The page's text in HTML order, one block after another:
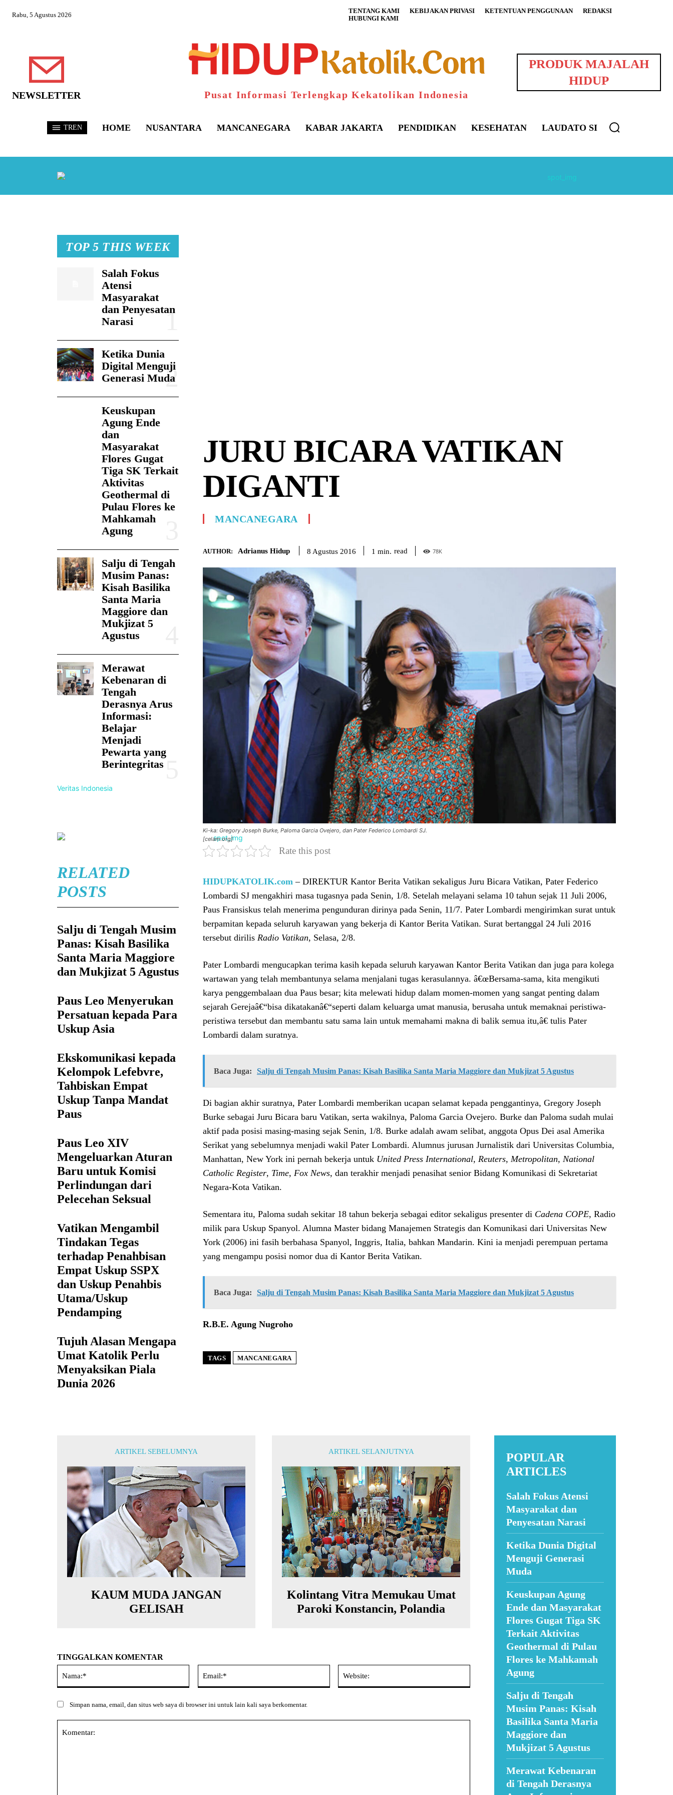
Rabu, 5 Agustus 2026 TENTANG KAMI KEBIJAKAN PRIVASI KETENTUAN PENGGUNAAN
REDAKSI
HUBUNGI KAMI
NEWSLETTER Pusat Informasi Terlengkap Kekatolikan Indonesia
PRODUK MAJALAH
HIDUP
TREN HOME NUSANTARA MANCANEGARA KABAR JAKARTA PENDIDIKAN KESEHATAN LAUDATO SI
TOP 5 THIS WEEK
Salah Fokus
Atensi
Masyarakat
dan Penyesatan
Narasi
Ketika Dunia
Digital Menguji
Generasi Muda
Keuskupan
Agung Ende
dan
Masyarakat
Flores Gugat
Tiga SK Terkait
Aktivitas
Geothermal di
Pulau Flores ke
Mahkamah
Agung
Salju di Tengah
Musim Panas:
Kisah Basilika
Santa Maria
Maggiore dan
Mukjizat 5
Agustus
Merawat
Kebenaran di
Tengah
Derasnya Arus
Informasi:
Belajar
Menjadi
Pewarta yang
Berintegritas
Veritas Indonesia
RELATED
POSTS
Salju di Tengah Musim
Panas: Kisah Basilika
Santa Maria Maggiore
dan Mukjizat 5 Agustus
Paus Leo Menyerukan
Persatuan kepada Para
Uskup Asia
Ekskomunikasi kepada
Kelompok Lefebvre,
Tahbiskan Empat
Uskup Tanpa Mandat
Paus
Paus Leo XIV
Mengeluarkan Aturan
Baru untuk Komisi
Perlindungan dari
Pelecehan Seksual
Vatikan Mengambil
Tindakan Tegas
terhadap Penahbisan
Empat Uskup SSPX
dan Uskup Penahbis
Utama/Uskup
Pendamping
Tujuh Alasan Mengapa
Umat Katolik Perlu
Menyaksikan Piala
Dunia 2026
JURU BICARA VATIKAN
DIGANTI
MANCANEGARA
AUTHOR: Adrianus Hidup 8 Agustus 2016 1 min. read 78K
Ki-ka: Gregory Joseph Burke, Paloma Garcia Ovejero, dan Pater Federico Lombardi SJ.
[celam.org]
Rate this post
HIDUPKATOLIK.com – DIREKTUR Kantor Berita Vatikan sekaligus Juru Bicara Vatikan, Pater Federico
Lombardi SJ mengakhiri masa tugasnya pada Senin, 1/8. Setelah melayani selama 10 tahun sejak 11 Juli 2006,
Paus Fransiskus telah menerima pengunduran dirinya pada Senin, 11/7. Pater Lombardi mengirimkan surat untuk
berpamitan kepada seluruh karyawan yang bekerja di Kantor Berita Vatikan. Surat bertanggal 24 Juli 2016
tersebut dirilis Radio Vatikan, Selasa, 2/8.
Pater Lombardi mengucapkan terima kasih kepada seluruh karyawan Kantor Berita Vatikan dan juga para kolega
wartawan yang telah membantunya selama menjalani tugas kerasulannya. â€œBersama-sama, kita mengikuti
karya penggembalaan dua Paus besar; kita melewati hidup dalam momen-momen yang sangat penting dalam
sejarah Gerejaâ€“bisa dikatakanâ€“seperti dalam keluarga umat manusia, berusaha untuk memaknai peristiwa-
peristiwa tersebut dan membantu satu sama lain untuk memahami makna di balik semua itu,â€ tulis Pater
Lombardi dalam suratnya.
Baca Juga: Salju di Tengah Musim Panas: Kisah Basilika Santa Maria Maggiore dan Mukjizat 5 Agustus
Di bagian akhir suratnya, Pater Lombardi memberikan ucapan selamat kepada penggantinya, Gregory Joseph
Burke sebagai Juru Bicara baru Vatikan, serta wakilnya, Paloma Garcia Ovejero. Burke dan Paloma sudah mulai
aktif pada posisi masing-masing sejak Senin, 1/8. Burke adalah awam selibat, anggota Opus Dei asal Amerika
Serikat yang sebelumnya menjadi wakil Pater Lombardi. Alumnus jurusan Jurnalistik dari Universitas Columbia,
Manhattan, New York ini pernah bekerja untuk United Press International, Reuters, Metropolitan, National
Catholic Register, Time, Fox News, dan terakhir menjadi penasihat senior Bidang Komunikasi di Sekretariat
Negara-Kota Vatikan.
Sementara itu, Paloma sudah sekitar 18 tahun bekerja sebagai editor sekaligus presenter di Cadena COPE, Radio
milik para Uskup Spanyol. Alumna Master bidang Manajemen Strategis dan Komunikasi dari Universitas New
York (2006) ini fasih berbahasa Spanyol, Inggris, Italia, bahkan Mandarin. Kini ia menjadi perempuan pertama
yang mengampu posisi nomor dua di Kantor Berita Vatikan.
Baca Juga: Salju di Tengah Musim Panas: Kisah Basilika Santa Maria Maggiore dan Mukjizat 5 Agustus
R.B.E. Agung Nugroho
TAGS MANCANEGARA
ARTIKEL SEBELUMNYA
KAUM MUDA JANGAN
GELISAH
ARTIKEL SELANJUTNYA
Kolintang Vitra Memukau Umat
Paroki Konstancin, Polandia
TINGGALKAN KOMENTAR
Simpan nama, email, dan situs web saya di browser ini untuk lain kali saya berkomentar.
POPULAR
ARTICLES
Salah Fokus Atensi
Masyarakat dan
Penyesatan Narasi
Ketika Dunia Digital
Menguji Generasi
Muda
Keuskupan Agung
Ende dan Masyarakat
Flores Gugat Tiga SK
Terkait Aktivitas
Geothermal di Pulau
Flores ke Mahkamah
Agung
Salju di Tengah
Musim Panas: Kisah
Basilika Santa Maria
Maggiore dan
Mukjizat 5 Agustus
Merawat Kebenaran
di Tengah Derasnya